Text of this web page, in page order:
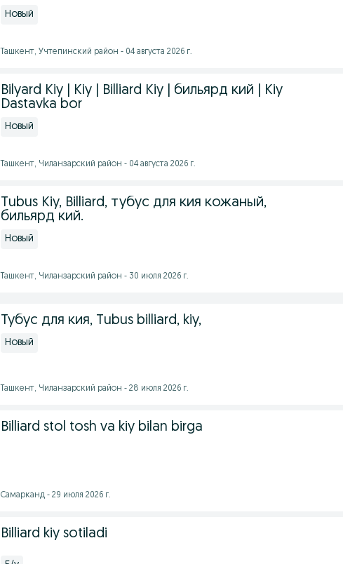
Новый
Ташкент, Учтепинский район - 04 августа 2026 г.
Bilyard Kiy | Kiy | Billiard Kiy | бильярд кий | Kiy
Dastavka bor
Новый
Ташкент, Чиланзарский район - 04 августа 2026 г.
Tubus Kiy, Billiard, тубус для кия кожаный,
бильярд кий.
Новый
Ташкент, Чиланзарский район - 30 июля 2026 г.
Тубус для кия, Tubus billiard, kiy,
Новый
Ташкент, Чиланзарский район - 28 июля 2026 г.
Billiard stol tosh va kiy bilan birga
Самарканд - 29 июля 2026 г.
Billiard kiy sotiladi